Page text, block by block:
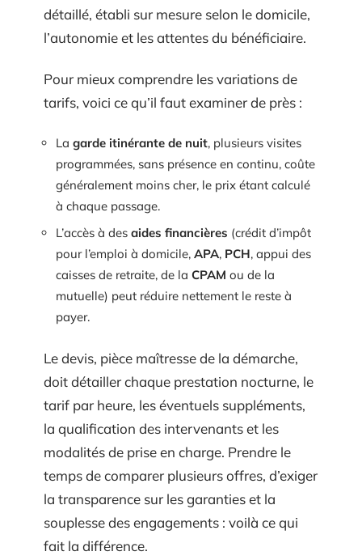
détaillé, établi sur mesure selon le domicile,
l’autonomie et les attentes du bénéficiaire.
Pour mieux comprendre les variations de
tarifs, voici ce qu’il faut examiner de près :
La garde itinérante de nuit, plusieurs visites
programmées, sans présence en continu, coûte
généralement moins cher, le prix étant calculé
à chaque passage.
L’accès à des aides financières (crédit d’impôt
pour l’emploi à domicile, APA, PCH, appui des
caisses de retraite, de la CPAM ou de la
mutuelle) peut réduire nettement le reste à
payer.
Le devis, pièce maîtresse de la démarche,
doit détailler chaque prestation nocturne, le
tarif par heure, les éventuels suppléments,
la qualification des intervenants et les
modalités de prise en charge. Prendre le
temps de comparer plusieurs offres, d’exiger
la transparence sur les garanties et la
souplesse des engagements : voilà ce qui
fait la différence.